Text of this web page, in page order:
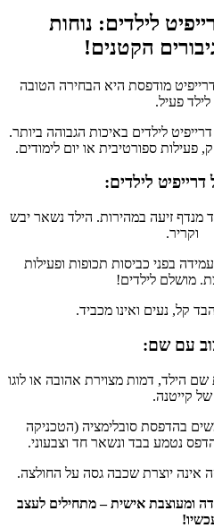
לילדים: נוחות
הקטנים!
מודפסת היא הבחירה הטובה
לילד פעיל.
לילדים באיכות הגבוהה ביותר.
פעילות ספורטיבית או יום לימודים.
לילדים:
מנדף זיעה במהירות. הילד נשאר יבש
וקריר.
בפני כביסות תכופות ופעילות
מושלם לילדים!
הבד קל, נעים ואינו מכביד.
עם שם:
הילד, דמות מצוירת אהובה או לוגו
של קייטנה.
בהדפסת סובלימציה (הטכניקה
נטמע בבד ונשאר חד וצבעוני.
אינה יוצרת שכבה גסה על החולצה.
ומעוצבת אישית – מתחילים לעצב